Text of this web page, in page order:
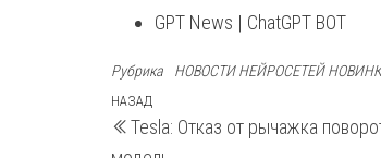
GPT News | ChatGPT BOT
Рубрика НОВОСТИ НЕЙРОСЕТЕЙ
Навигация
по
Предыдущая
запись
НАЗАД
Tesla: Отказ от рычажка